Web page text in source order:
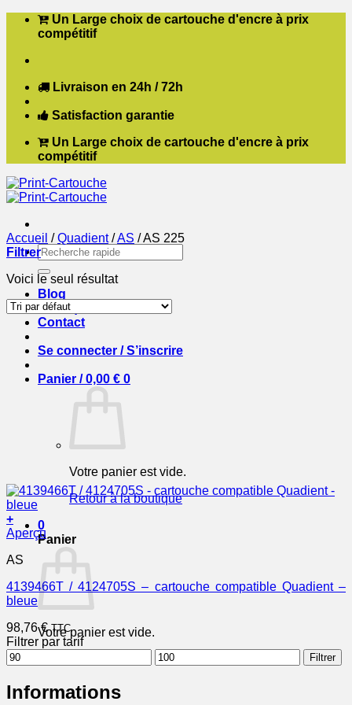
Passer Un Large choix de cartouche d'encre à prix
compétitif
Livraison en 24h / 72h
Satisfaction garantie
Un Large choix de cartouche d'encre à prix
compétitif
Recherche
pour :
Blog
Boutique
Contact
Se connecter / S’inscrire
Panier /0,00 € 0
Votre panier est vide.
Retour à la boutique
0
Panier
Votre panier est vide.
Accueil / Quadient /AS /AS 225
Filtrer
Voici le seul résultat
+
Aperçu
AS
4139466T / 4124705S – cartouche compatible Quadient –
bleue
98,76€ TTC
Filtrer par tarif
Prix
min
Prix
max
Filtrer
Informations